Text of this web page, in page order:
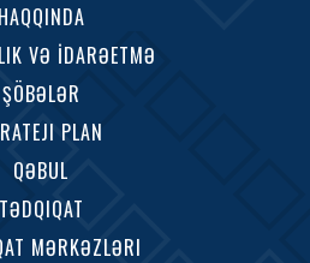
HAQQINDA
VƏ İDARƏETMƏ
ŞÖBƏLƏR
PLAN
QƏBUL
TƏDQIQAT
MƏRKƏZLƏRI